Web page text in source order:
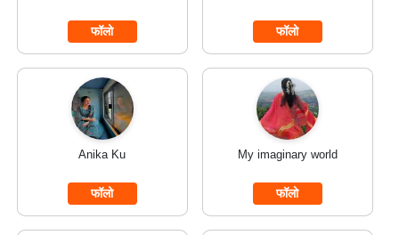
फॉलो फॉलो
Anika Ku
फॉलो
My imaginary world
फॉलो